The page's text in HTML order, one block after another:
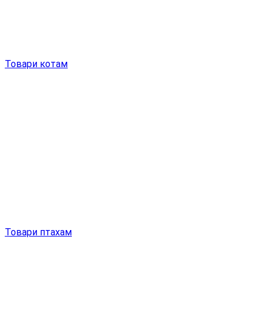
Товари котам
Товари птахам